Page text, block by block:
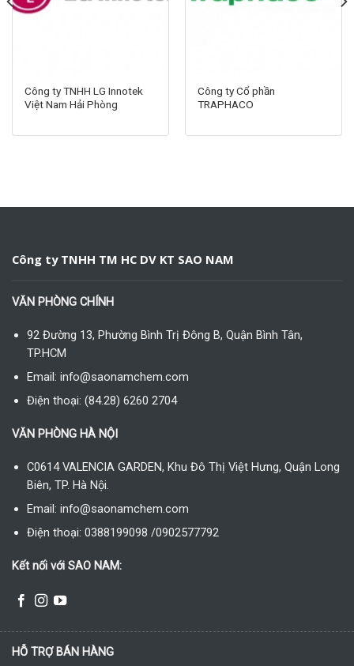
Công ty TNHH LG Innotek
Việt Nam Hải Phòng
Công ty Cổ phần
TRAPHACO
Công ty TNHH TM HC DV KT SAO NAM
VĂN PHÒNG CHÍNH
92 Đường 13, Phường Bình Trị Đông B, Quận Bình Tân,
TP.HCM
Email: info@saonamchem.com
Điện thoại: (84.28) 6260 2704
VĂN PHÒNG HÀ NỘI
C0614 VALENCIA GARDEN, Khu Đô Thị Việt Hưng, Quận Long
Biên, TP. Hà Nội.
Email: info@saonamchem.com
Điện thoại: 0388199098 /0902577792
Kết nối với SAO NAM:
HỖ TRỢ BÁN HÀNG